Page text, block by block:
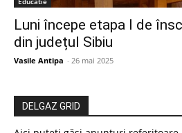
Luni începe etapa I de
din județul Sibiu
Vasile Antipa - 26 mai 2025
DELGAZ GRID